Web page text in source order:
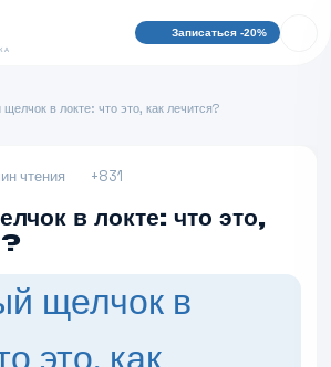
Записаться -20%
в локте: что это, как лечится?
чтения +831
в локте: что это,